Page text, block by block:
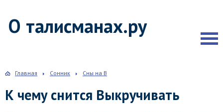
О талисманах.ру
Главная Сонник Сны на В
К чему снится Выкручивать